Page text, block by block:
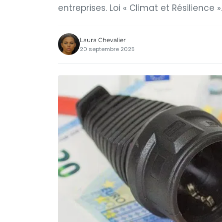
entreprises. Loi « Climat et Résilience
Laura Chevalier
20 septembre 2025